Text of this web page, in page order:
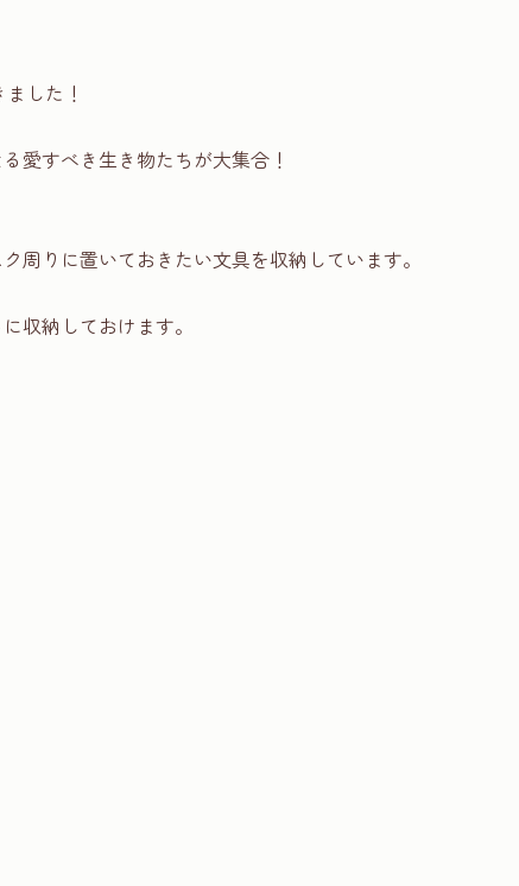
した！
愛すべき生き物たちが大集合！
周りに置いておきたい文具を収納しています。
収納しておけます。